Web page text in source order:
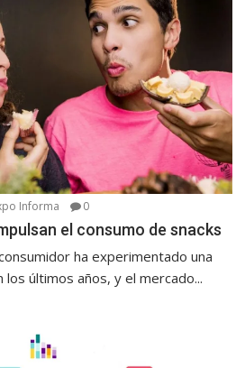
Informa 0
el consumo de snacks
ha experimentado una
últimos años, y el mercado...